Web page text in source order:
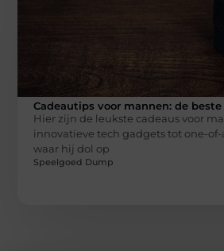
Cadeautips voor mannen: de
Hier zijn de leukste cadeaus voor
innovatieve tech gadgets tot one-
waar hij dol op
Speelgoed Dump